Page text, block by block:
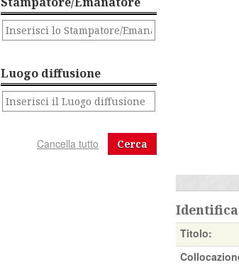
Luogo diffusione
Cerca
Titolo: